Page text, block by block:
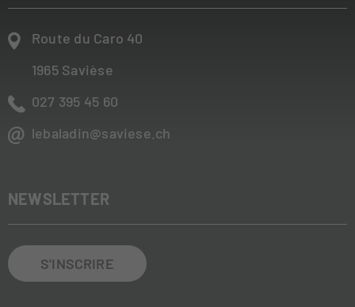
Route du Caro 40
1965 Savièse
027 395 45 60
lebaladin@saviese.ch
NEWSLETTER
S'INSCRIRE